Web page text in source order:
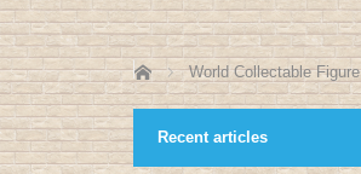
ホーム World Collectable Figure
Recent articles